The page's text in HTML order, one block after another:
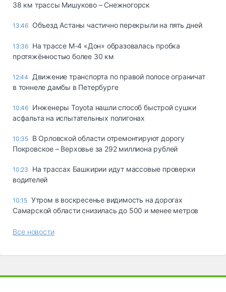
38 км трассы Мишуково – Снежногорск
13:46 Объезд Астаны частично перекрыли на пять дней
13:36 На трассе М-4 «Дон» образовалась пробка
протяжённостью более 30 км
12:44
Движение транспорта по правой полосе ограничат
в тоннеле дамбы в Петербурге
10:46 Инженеры Toyota нашли способ быстрой сушки
асфальта на испытательных полигонах
10:35 В Орловской области отремонтируют дорогу
Покровское – Верховье за 292 миллиона рублей
10:23
На трассах Башкирии идут массовые проверки
водителей
10:15 Утром в воскресенье видимость на дорогах
Самарской области снизилась до 500 и менее метров
Все новости